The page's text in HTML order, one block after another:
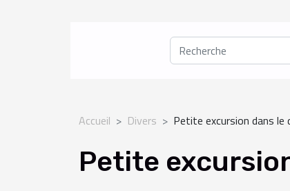
Accueil Divers Petite excursion dans le
Petite